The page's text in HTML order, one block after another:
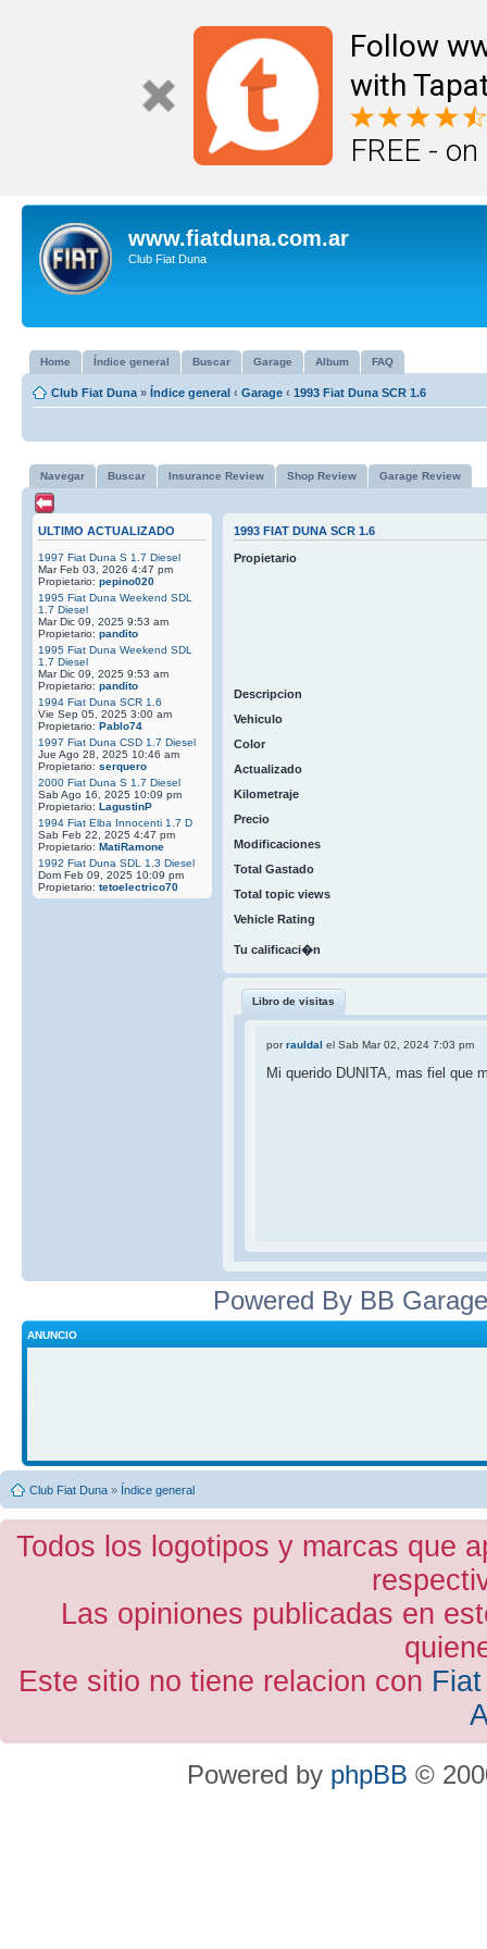
Follow
with
FREE -
www.fiatduna.com.ar
Club Fiat Duna
Home Índice general Buscar Garage Album FAQ
Club Fiat Duna » Índice general ‹ Garage ‹ 1993 Fiat Duna SCR 1.6
Navegar Buscar Insurance Review Shop Review Garage Review
ULTIMO ACTUALIZADO
1997 Fiat Duna S 1.7 Diesel
Mar Feb 03, 2026 4:47 pm
Propietario: pepino020
1995 Fiat Duna Weekend SDL
1.7 Diesel
Mar Dic 09, 2025 9:53 am
Propietario: pandito
1995 Fiat Duna Weekend SDL
1.7 Diesel
Mar Dic 09, 2025 9:53 am
Propietario: pandito
1994 Fiat Duna SCR 1.6
Vie Sep 05, 2025 3:00 am
Propietario: Pablo74
1997 Fiat Duna CSD 1.7 Diesel
Jue Ago 28, 2025 10:46 am
Propietario: serquero
2000 Fiat Duna S 1.7 Diesel
Sab Ago 16, 2025 10:09 pm
Propietario: LagustinP
1994 Fiat Elba Innocenti 1.7 D
Sab Feb 22, 2025 4:47 pm
Propietario: MatiRamone
1992 Fiat Duna SDL 1.3 Diesel
Dom Feb 09, 2025 10:09 pm
Propietario: tetoelectrico70
1993 FIAT DUNA SCR 1.6
Propietario
Descripcion
Vehiculo
Color
Actualizado
Kilometraje
Precio
Modificaciones
Total Gastado
Total topic views
Vehicle Rating
Tu calificaci�n
Libro de visitas
porrauldal el Sab Mar 02, 2024 7:03 pm
Mi querido DUNITA, mas fiel que
Powered By BB
ANUNCIO
Club Fiat Duna » Índice general
Todos los logotipos y marcas que
Las opiniones publicadas en
Este sitio no tiene relacion con
Powered by phpBB ©